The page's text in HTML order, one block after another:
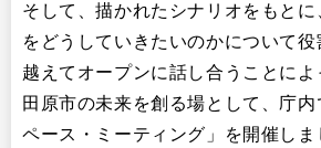
そして、描かれたシナリオをもと
をどうしていきたいのかについて
越えてオープンに話し合うことに
田原市の未来を創る場として、庁
ペース・ミーティング」を開催しま